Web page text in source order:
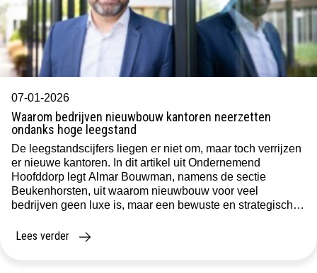
07-01-2026
Waarom bedrijven nieuwbouw kantoren neerzetten
ondanks hoge leegstand
De leegstandscijfers liegen er niet om, maar toch verrijzen
er nieuwe kantoren. In dit artikel uit Ondernemend
Hoofddorp legt Almar Bouwman, namens de sectie
Beukenhorsten, uit waarom nieuwbouw voor veel
bedrijven geen luxe is, maar een bewuste en strategische
kampt, kiezen veel organisaties toch voor de bouw van […]
Lees verder